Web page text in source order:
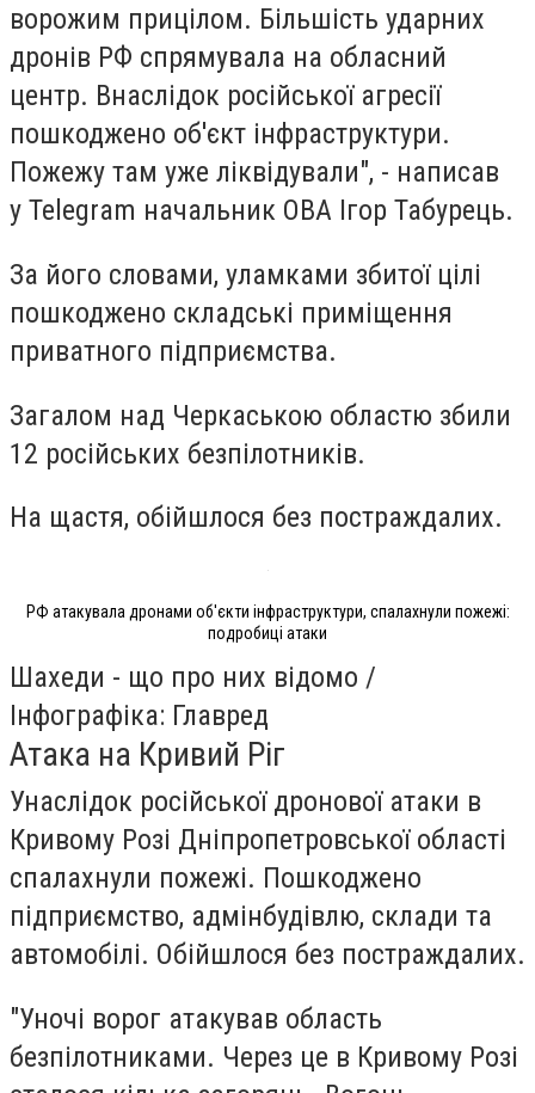
ворожим прицілом. Більшість ударних
дронів РФ спрямувала на обласний
центр. Внаслідок російської агресії
пошкоджено об'єкт інфраструктури.
Пожежу там уже ліквідували", - написав
у Telegram начальник ОВА Ігор Табурець.
За його словами, уламками збитої цілі
пошкоджено складські приміщення
приватного підприємства.
Загалом над Черкаською областю збили
12 російських безпілотників.
На щастя, обійшлося без постраждалих.
РФ атакувала дронами об'єкти інфраструктури, спалахнули пожежі:
подробиці атаки
Шахеди - що про них відомо /
Інфографіка: Главред ​
Атака на Кривий Ріг
Унаслідок російської дронової атаки в
Кривому Розі Дніпропетровської області
спалахнули пожежі. Пошкоджено
підприємство, адмінбудівлю, склади та
автомобілі. Обійшлося без постраждалих.
"Уночі ворог атакував область
безпілотниками. Через це в Кривому Розі